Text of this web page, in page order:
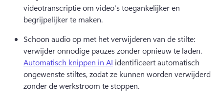
videotranscriptie om video's toegankelijker en
begrijpelijker te maken.
Schoon audio op met het verwijderen van de stilte:
verwijder onnodige pauzes zonder opnieuw te laden.
Automatisch knippen in AI identificeert automatisch
ongewenste stiltes, zodat ze kunnen worden verwijderd
zonder de werkstroom te stoppen.